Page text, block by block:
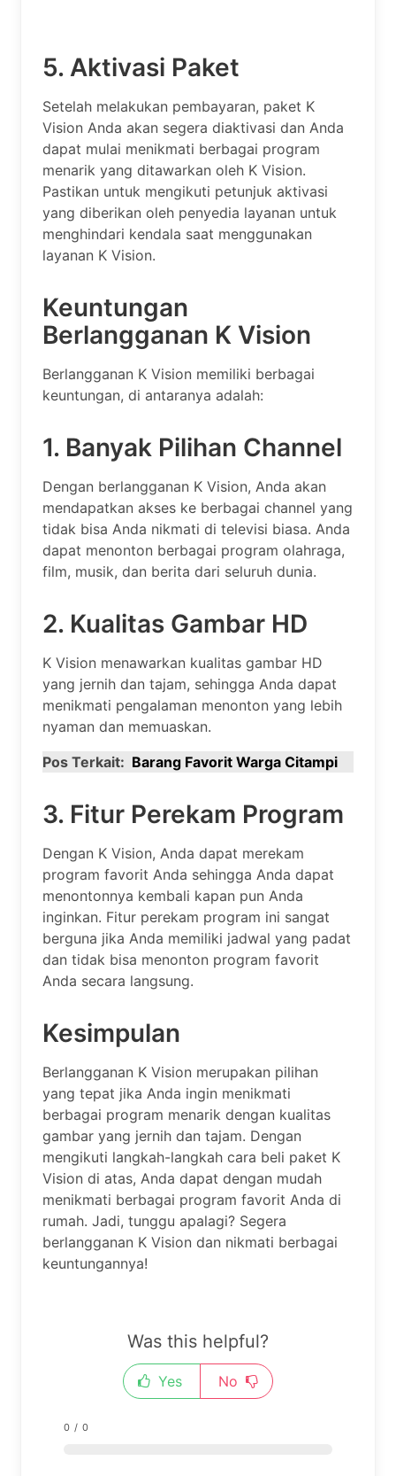
5. Aktivasi Paket
Setelah melakukan pembayaran, paket K
Vision Anda akan segera diaktivasi dan Anda
dapat mulai menikmati berbagai program
menarik yang ditawarkan oleh K Vision.
Pastikan untuk mengikuti petunjuk aktivasi
yang diberikan oleh penyedia layanan untuk
menghindari kendala saat menggunakan
layanan K Vision.
Keuntungan
Berlangganan K Vision
Berlangganan K Vision memiliki berbagai
keuntungan, di antaranya adalah:
1. Banyak Pilihan Channel
Dengan berlangganan K Vision, Anda akan
mendapatkan akses ke berbagai channel yang
tidak bisa Anda nikmati di televisi biasa. Anda
dapat menonton berbagai program olahraga,
film, musik, dan berita dari seluruh dunia.
2. Kualitas Gambar HD
K Vision menawarkan kualitas gambar HD
yang jernih dan tajam, sehingga Anda dapat
menikmati pengalaman menonton yang lebih
nyaman dan memuaskan.
Pos Terkait: Barang Favorit Warga Citampi
3. Fitur Perekam Program
Dengan K Vision, Anda dapat merekam
program favorit Anda sehingga Anda dapat
menontonnya kembali kapan pun Anda
inginkan. Fitur perekam program ini sangat
berguna jika Anda memiliki jadwal yang padat
dan tidak bisa menonton program favorit
Anda secara langsung.
Kesimpulan
Berlangganan K Vision merupakan pilihan
yang tepat jika Anda ingin menikmati
berbagai program menarik dengan kualitas
gambar yang jernih dan tajam. Dengan
mengikuti langkah-langkah cara beli paket K
Vision di atas, Anda dapat dengan mudah
menikmati berbagai program favorit Anda di
rumah. Jadi, tunggu apalagi? Segera
berlangganan K Vision dan nikmati berbagai
keuntungannya!
Was this helpful?
Yes No
0 / 0